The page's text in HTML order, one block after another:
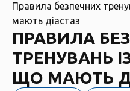
Правила безпечних
мають діастаз
ПРАВИЛА
ТРЕНУВАНЬ
ЩО МАЮТЬ